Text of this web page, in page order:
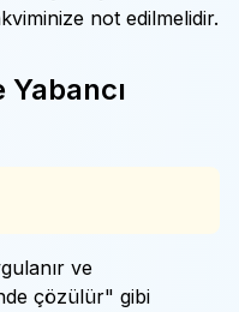
not edilmelidir.
Yabancı
ve
çözülür" gibi